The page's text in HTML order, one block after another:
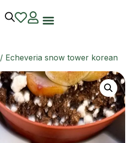
/ Echeveria snow tower korean